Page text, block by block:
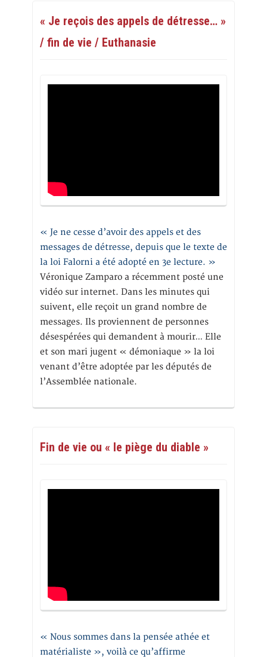
« Je reçois des appels de détresse… »
/ fin de vie / Euthanasie
« Je ne cesse d’avoir des appels et des
messages de détresse, depuis que le texte de
la loi Falorni a été adopté en 3e lecture. »
Véronique Zamparo a récemment posté une
vidéo sur internet. Dans les minutes qui
suivent, elle reçoit un grand nombre de
messages. Ils proviennent de personnes
désespérées qui demandent à mourir… Elle
et son mari jugent « démoniaque » la loi
venant d’être adoptée par les députés de
l’Assemblée nationale.
Fin de vie ou « le piège du diable »
« Nous sommes dans la pensée athée et
matérialiste », voilà ce qu’affirme